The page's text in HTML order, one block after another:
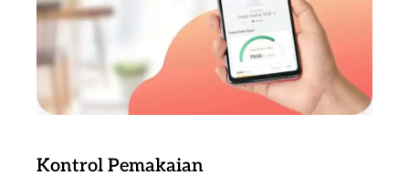
Kontrol Pemakaian